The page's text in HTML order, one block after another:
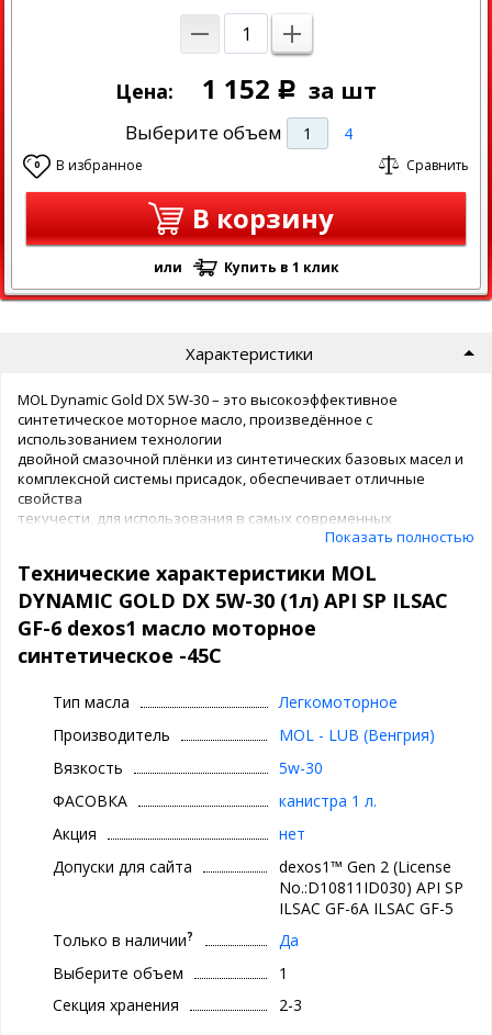
Цена: 1 152 Р за шт
Выберите объем 1 4
0 В избранное Сравнить
В корзину
или Купить в 1 клик
Характеристики
MOL Dynamic Gold DX 5W-30 – это высокоэффективное
синтетическое моторное масло, произведённое с
использованием технологии
двойной смазочной плёнки из синтетических базовых масел и
комплексной системы присадок, обеспечивает отличные
свойства
текучести, для использования в самых современных
Турбонаддувные двигатели с прямым впрыском топлива
Самые современные бензиновые двигатели Opel/GM/Chevrolet
Самые современные бензиновые легковые автомобили и
лёгкие коммерческие.
Показать полностью
Технические характеристики MOL
DYNAMIC GOLD DX 5W-30 (1л) API SP ILSAC
GF-6 dexos1 масло моторное
синтетическое -45С
Тип масла
Легкомоторное
Производитель
MOL - LUB (Венгрия)
Вязкость
5w-30
ФАСОВКА
канистра 1 л.
Акция
нет
Допуски для сайта
dexos1™ Gen 2 (License
No.:D10811ID030) API SP
ILSAC GF-6A ILSAC GF-5
Только в наличии?
Да
Выберите объем
1
Секция хранения
2-3